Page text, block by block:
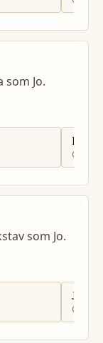
Jo.
Bjørn
som Jo.
Jack